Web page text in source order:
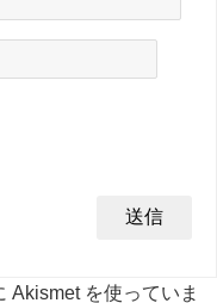
Akismet を使っていま